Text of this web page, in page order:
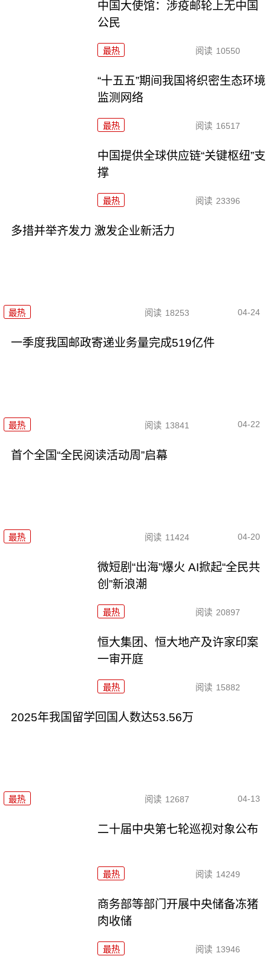
中国大使馆：涉疫邮轮上无中国
公民
最热 阅读 10550
“十五五”期间我国将织密生态环境
监测网络
最热 阅读 16517
中国提供全球供应链“关键枢纽”支
撑
最热 阅读 23396
多措并举齐发力 激发企业新活力
最热 阅读 18253 04-24
一季度我国邮政寄递业务量完成519亿件
最热 阅读 13841 04-22
首个全国“全民阅读活动周”启幕
最热 阅读 11424 04-20
微短剧“出海”爆火 AI掀起“全民共
创”新浪潮
最热 阅读 20897
恒大集团、恒大地产及许家印案
一审开庭
最热 阅读 15882
2025年我国留学回国人数达53.56万
最热 阅读 12687 04-13
二十届中央第七轮巡视对象公布
最热 阅读 14249
商务部等部门开展中央储备冻猪
肉收储
最热 阅读 13946